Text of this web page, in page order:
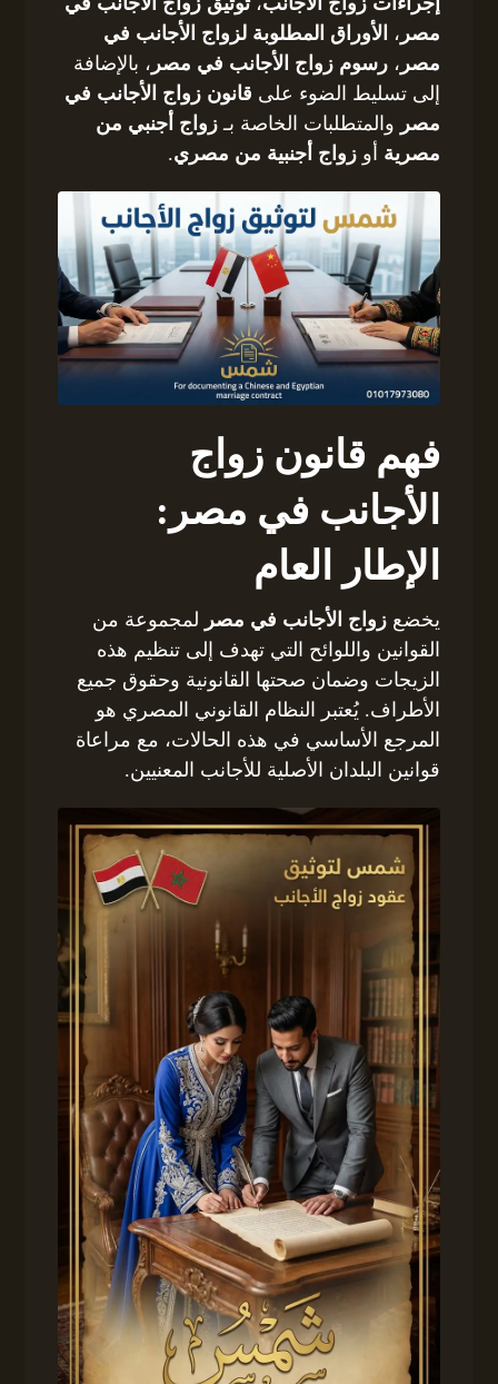
مصر ، الأوراق المطلوبة لزواج الأجانب في
مصر ،رسوم زواج الأجانب في مصر ، بالإضافة
إلى تسليط الضوء على قانون زواج الأجانب في
مصر والمتطلبات الخاصة بـزواج أجنبي من
مصرية أوزواج أجنبية من مصري.
فهم قانون زواج
الأجانب في مصر:
الإطار العام
يخضعزواج الأجانب في مصر لمجموعة من
القوانين واللوائح التي تهدف إلى تنظيم هذه
الزيجات وضمان صحتها القانونية وحقوق جميع
الأطراف. يُعتبر النظام القانوني المصري هو
المرجع الأساسي في هذه الحالات، مع مراعاة
قوانين البلدان الأصلية للأجانب المعنيين.